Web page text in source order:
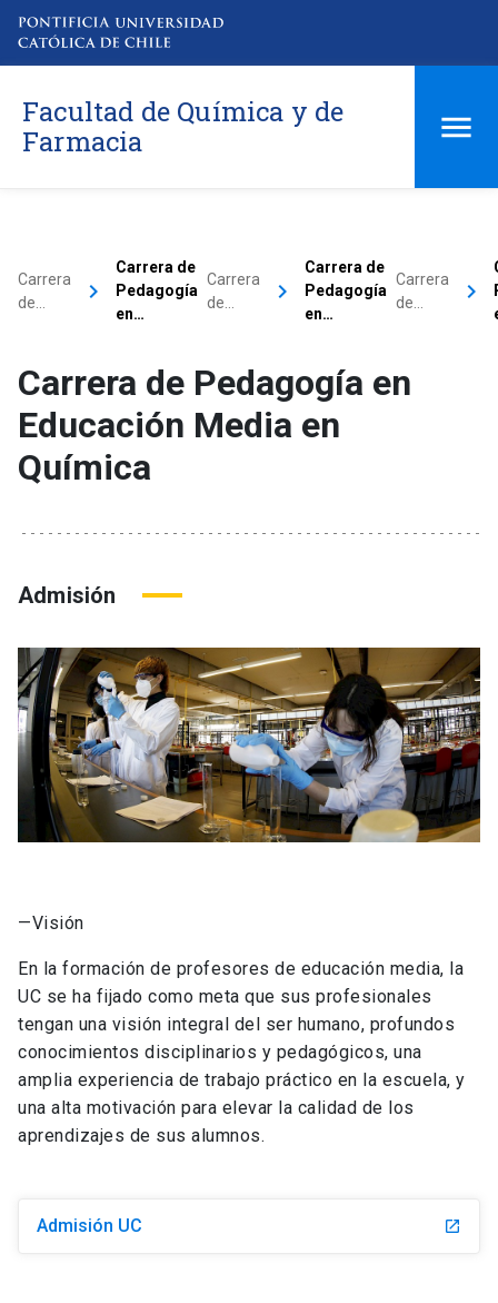
Facultad de Química y de
Farmacia
Carrera
de…
keyboard_arrow_right
Carrera de
Pedagogía
en…
Carrera
de…
keyboard_arrow_right
Carrera de
Pedagogía
en…
Carrera
de…
keyboard_arrow_right
Carrera de Pedagogía en
Educación Media en
Química
Admisión
—Visión
En la formación de profesores de educación media, la
UC se ha fijado como meta que sus profesionales
tengan una visión integral del ser humano, profundos
conocimientos disciplinarios y pedagógicos, una
amplia experiencia de trabajo práctico en la escuela, y
una alta motivación para elevar la calidad de los
aprendizajes de sus alumnos.
Admisión UC launch